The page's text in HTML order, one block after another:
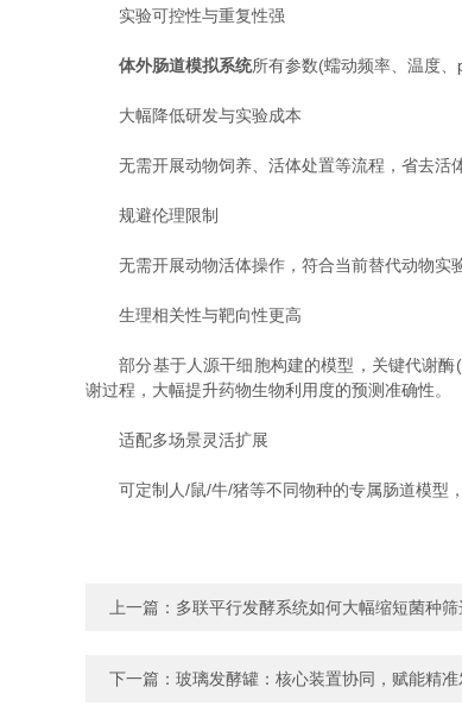
‌实验可控性与重复性强‌
体外肠道模拟系统所有参数(蠕动频率、温度
‌大幅降低研发与实验成本‌
无需开展动物饲养、活体处置等流程，省去活体
‌规避伦理限制‌
无需开展动物活体操作，符合当前替代动物实验
‌生理相关性与靶向性更高‌
部分基于人源干细胞构建的模型，关键代谢酶
谢过程，大幅提升药物生物利用度的预测准确性。
‌适配多场景灵活扩展‌
可定制人/鼠/牛/猪等不同物种的专属肠道模型，
上一篇： 多联平行发酵系统如何大幅缩短菌种
下一篇： 玻璃发酵罐：核心装置协同，赋能精